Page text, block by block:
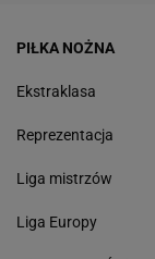
PIŁKA NOŻNA
Ekstraklasa
Reprezentacja
Liga mistrzów
Liga Europy